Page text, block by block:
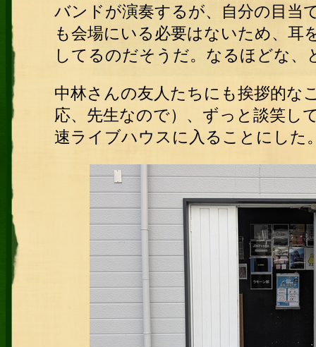
バンドが演奏するが、自分の目当
も会場にいる必要はないため、耳
してるのだそうだ。なるほどな、
中林さんの友人たちにも挨拶的な
応、先生なので）、ずっと談笑し
速ライブハウスに入ることにした